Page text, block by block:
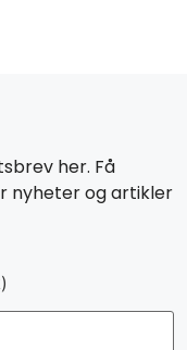
her. Få
nyheter og artikler